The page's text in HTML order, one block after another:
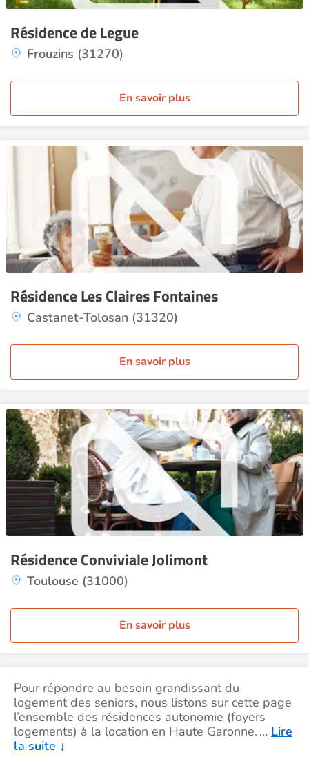
Résidence de Legue
Frouzins (31270)
En savoir plus
Résidence Les Claires Fontaines
Castanet-Tolosan (31320)
En savoir plus
Résidence Conviviale Jolimont
Toulouse (31000)
En savoir plus
Pour répondre au besoin grandissant du
logement des seniors, nous listons sur cette page
l’ensemble des résidences autonomie (foyers
logements) à la location en Haute Garonne. … Lire
la suite ↓